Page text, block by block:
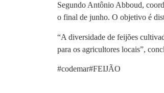
Segundo Antônio Abboud,
o final de junho. O objetivo é
“A diversidade de feijões
para os agricultores locais”,
#codemar#FEIJÃO